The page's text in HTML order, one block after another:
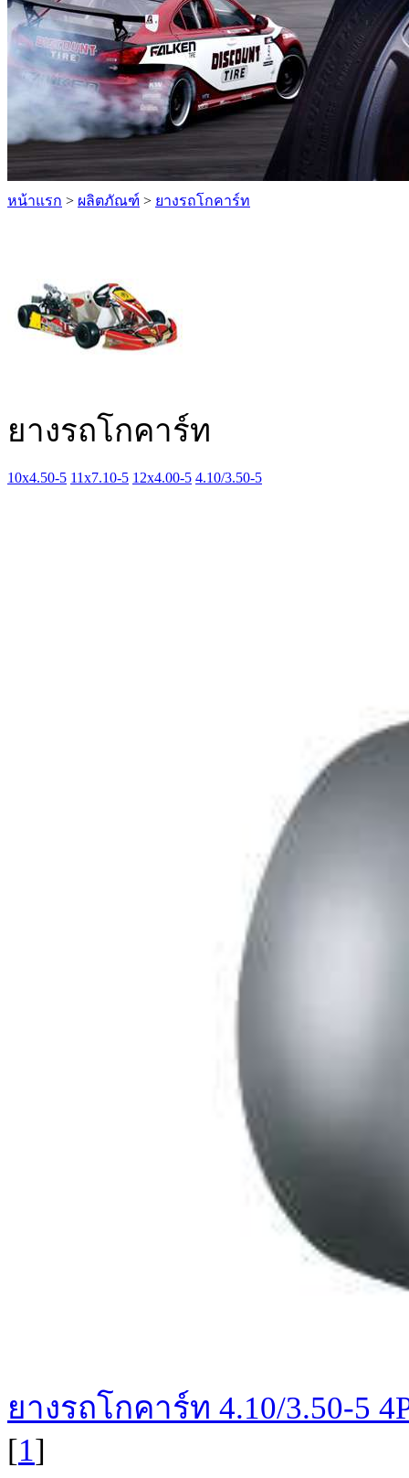
หน้าแรก > ผลิตภัณฑ์ > ยางรถโกคาร์ท
ยางรถโกคาร์ท
10x4.50-5 11x7.10-5 12x4.00-5 4.10/3.50-5
ยางรถโกคาร์ท 4.10/3.50-5
[1]